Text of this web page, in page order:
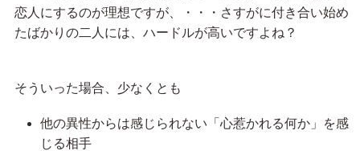
恋人にするのが理想ですが、・・・さすがに付き合い始め
たばかりの二人には、ハードルが高いですよね？
そういった場合、少なくとも
他の異性からは感じられない「心惹かれる何か」を感
じる相手